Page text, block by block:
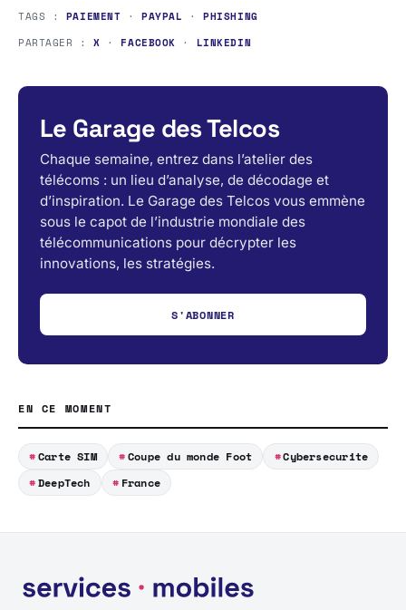
TAGS : PAIEMENT ·PAYPAL ·PHISHING
PARTAGER :X · FACEBOOK · LINKEDIN
Le Garage des Telcos
Chaque semaine, entrez dans l’atelier des
télécoms : un lieu d’analyse, de décodage et
d’inspiration. Le Garage des Telcos vous emmène
sous le capot de l’industrie mondiale des
télécommunications pour décrypter les
innovations, les stratégies.
S'ABONNER
EN CE MOMENT
Carte SIM Coupe du monde Foot
Cybersecurite
DeepTech
France